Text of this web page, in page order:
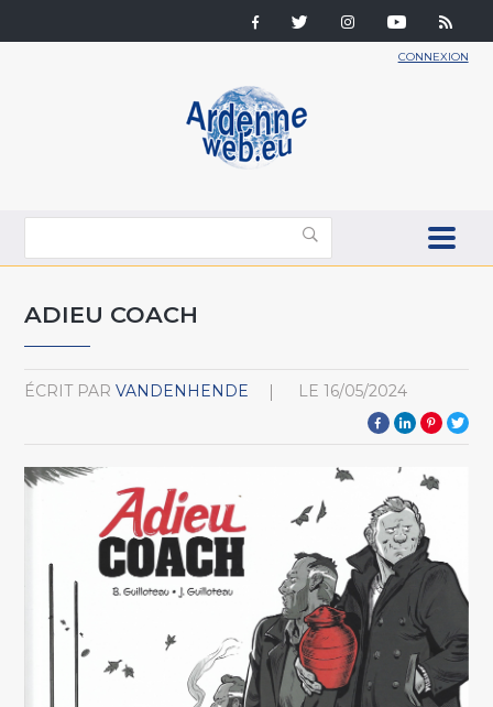
CONNEXION
ADIEU COACH
ÉCRIT PAR VANDENHENDE LE 16/05/2024